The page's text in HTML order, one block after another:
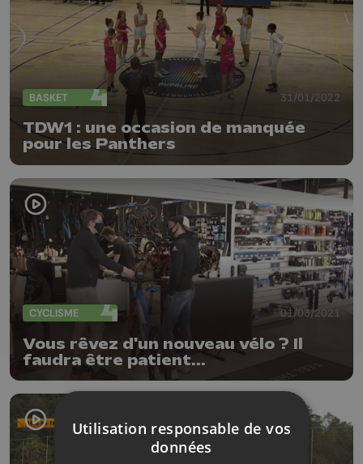
BASKET 31/01/2022
TDW1 : une occasion de manquée
pour les Panthers
CYCLISME 01/03/2021
Vous rêvez d'un nouveau vélo ? Il
faudra être patient...
Utilisation responsable de vos
données